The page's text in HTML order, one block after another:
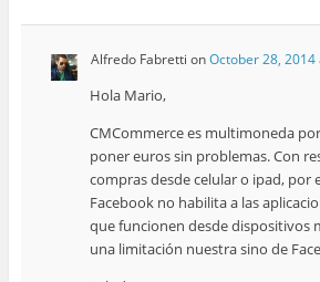
Alfredo Fabretti onOctober 28, 2014
Hola Mario,
CMCommerce es multimoneda
poner euros sin problemas. Con
compras desde celular o ipad, por
Facebook no habilita a las
que funcionen desde dispositivos
una limitación nuestra sino de